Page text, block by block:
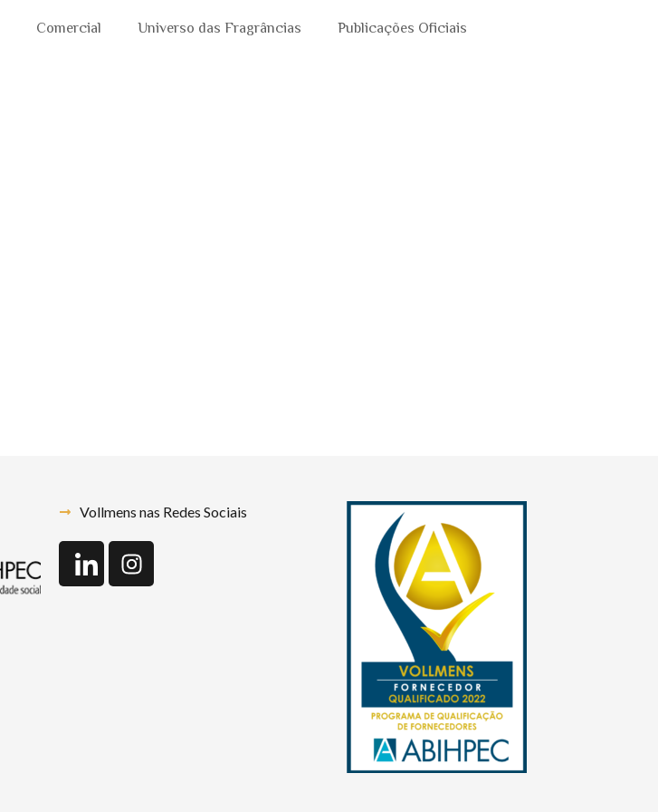
Comercial Universo das Fragrâncias
Publicações Oficiais
Vollmens nas Redes Sociais